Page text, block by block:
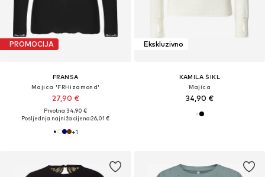
PROMOCIJA
FRANSA
Majica 'FRHizamond'
27,90 €
Prvotno: 34,90 €
Posljednja najniža cijena:26,01 €
+1
Ekskluzivno
KAMILA ŠIKL
Majica
34,90 €